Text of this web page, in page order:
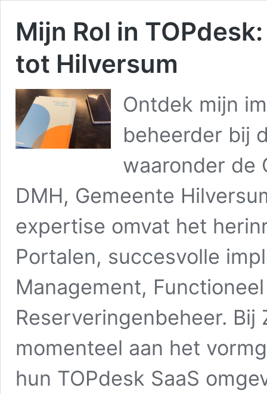
Mijn Rol in
tot Hilversum
Ontdek mijn
beheerder bij
waaronder de
DMH, Gemeente
expertise omvat het
Portalen, succesvolle
Management,
Reserveringenbeheer.
momenteel aan het
hun TOPdesk SaaS